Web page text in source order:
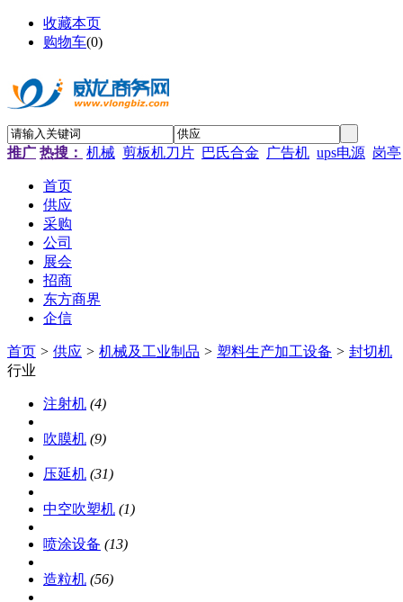
收藏本页
购物车(0)
推广 热搜： 机械 剪板机刀片 巴氏合金 广告机 ups电源 岗亭
首页
供应
采购
公司
展会
招商
东方商界
企信
首页 > 供应 > 机械及工业制品 > 塑料生产加工设备 > 封切机
行业
注射机 (4)
吹膜机 (9)
压延机 (31)
中空吹塑机 (1)
喷涂设备 (13)
造粒机 (56)